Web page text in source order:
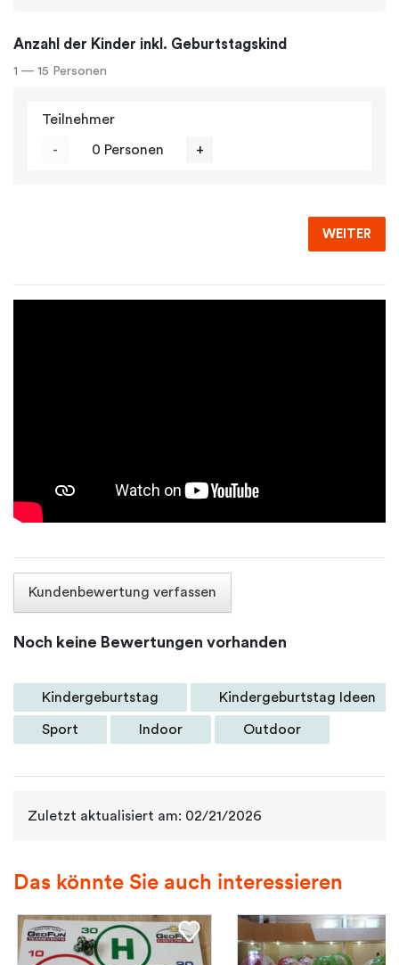
Anzahl der Kinder inkl. Geburtstagskind
1 — 15 Personen
Teilnehmer
- 0 Personen +
WEITER
Kundenbewertung verfassen
Noch keine Bewertungen vorhanden
Kindergeburtstag Kindergeburtstag Ideen
Sport Indoor Outdoor
Zuletzt aktualisiert am: 02/21/2026
Das könnte Sie auch interessieren